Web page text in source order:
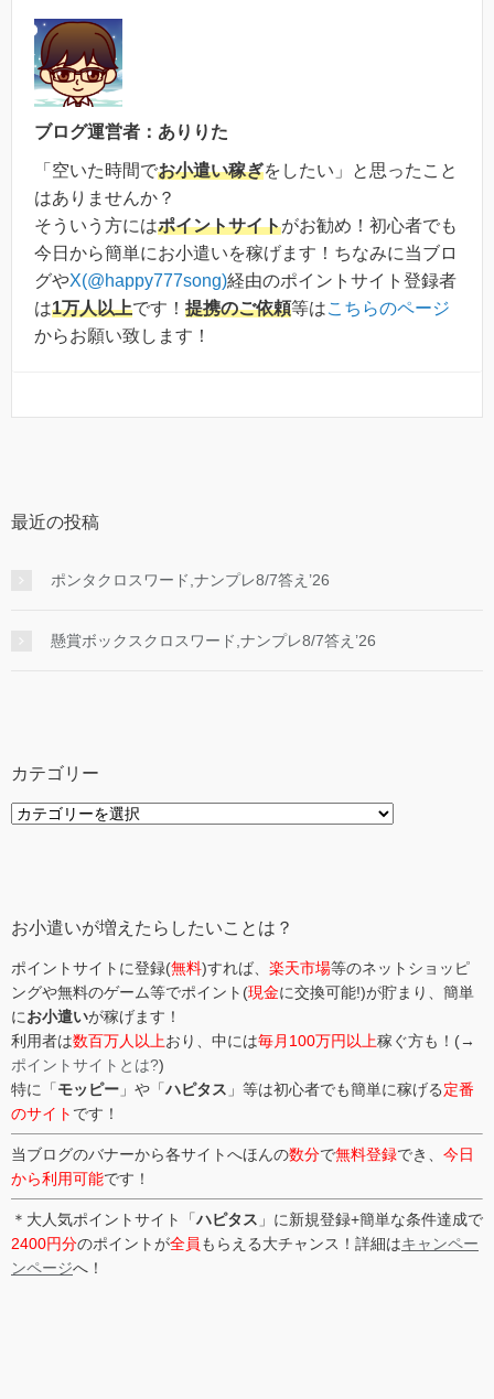
ブログ運営者：ありりた
「空いた時間でお小遣い稼ぎをしたい」と思ったこと
はありませんか？
そういう方にはポイントサイトがお勧め！初心者でも
今日から簡単にお小遣いを稼げます！ちなみに当ブロ
グやX(@happy777song)経由のポイントサイト登録者
は1万人以上です！ 提携のご依頼等はこちらのページ
からお願い致します！
最近の投稿
ポンタクロスワード,ナンプレ8/7答え’26
懸賞ボックスクロスワード,ナンプレ8/7答え’26
カテゴリー
カ
お小遣いが増えたらしたいことは？
ポイントサイトに登録(無料)すれば、 楽天市場等のネットショッピ
ングや無料のゲーム等でポイント(現金に交換可能!)が貯まり、簡単
にお小遣いが稼げます！
利用者は数百万人以上おり、中には毎月100万円以上稼ぐ方も！(→
ポイントサイトとは?)
特に「モッピー 」や「ハピタス 」等は初心者でも簡単に稼げる定番
のサイト です！
当ブログのバナーから各サイトへほんの数分で無料登録でき、 今日
から利用可能です！
＊大人気ポイントサイト「ハピタス 」に新規登録+簡単な条件達成で
2400円分のポイントが全員 もらえる大チャンス！詳細はキャンペー
ンページへ！